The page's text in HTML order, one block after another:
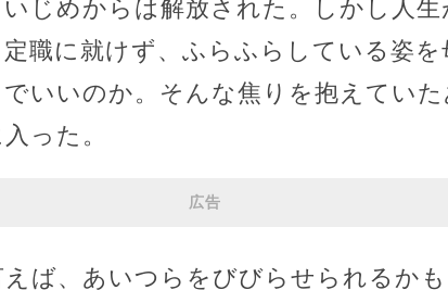
じめからは解放された。しかし人
職に就けず、ふらふらしている姿
いいのか。そんな焦りを抱えてい
った。
広告
えば、あいつらをびびらせられるか